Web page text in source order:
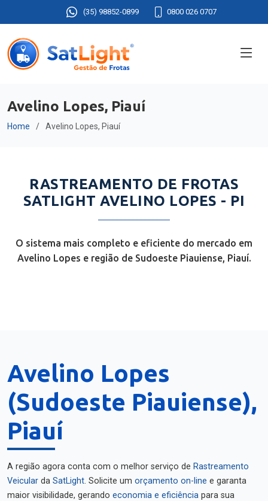
(35) 98852-0899 0800 026 0707
Avelino Lopes, Piauí
Home Avelino Lopes, Piauí
RASTREAMENTO DE FROTAS
SATLIGHT AVELINO LOPES - PI
O sistema mais completo e eficiente do mercado em
Avelino Lopes e região de Sudoeste Piauiense, Piauí.
Avelino Lopes
(Sudoeste Piauiense),
Piauí
A região agora conta com o melhor serviço de Rastreamento
Veicular da SatLight. Solicite um orçamento on-line e garanta
maior visibilidade, gerando economia e eficiência para sua